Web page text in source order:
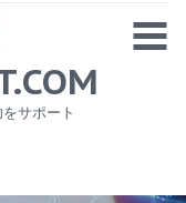
1
サポート